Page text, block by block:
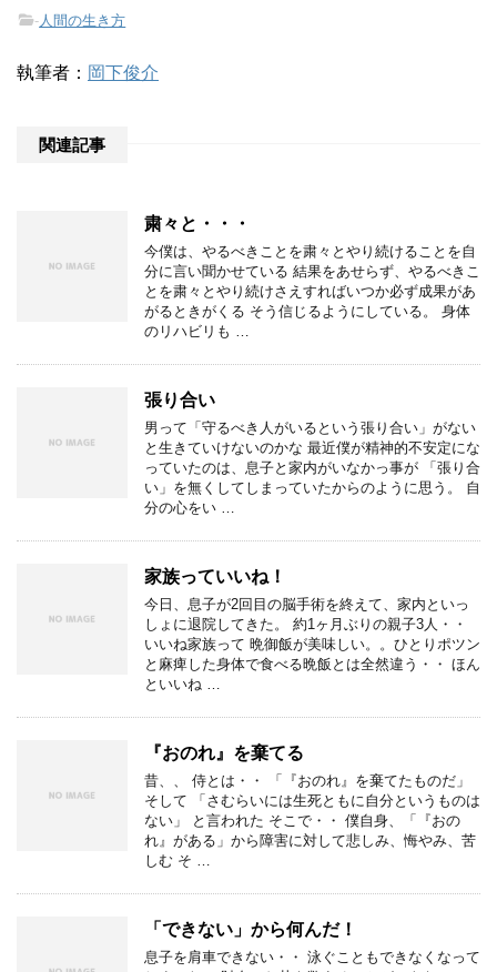
- 人間の生き方
執筆者： 岡下俊介
関連記事
粛々と・・・
今僕は、やるべきことを粛々とやり続けることを自
分に言い聞かせている 結果をあせらず、やるべきこ
とを粛々とやり続けさえすればいつか必ず成果があ
がるときがくる そう信じるようにしている。 身体
のリハビリも …
張り合い
男って「守るべき人がいるという張り合い」がない
と生きていけないのかな 最近僕が精神的不安定にな
っていたのは、息子と家内がいなかっ事が 「張り合
い」を無くしてしまっていたからのように思う。 自
分の心をい …
家族っていいね！
今日、息子が2回目の脳手術を終えて、家内といっ
しょに退院してきた。 約1ヶ月ぶりの親子3人・・
いいね家族って 晩御飯が美味しい。。ひとりポツン
と麻痺した身体で食べる晩飯とは全然違う・・ ほん
といいね …
『おのれ』を棄てる
昔、、 侍とは・・ 「『おのれ』を棄てたものだ」
そして 「さむらいには生死ともに自分というものは
ない」 と言われた そこで・・ 僕自身、「『おの
れ』がある」から障害に対して悲しみ、悔やみ、苦
しむ そ …
「できない」から何んだ！
息子を肩車できない・・ 泳ぐこともできなくなって